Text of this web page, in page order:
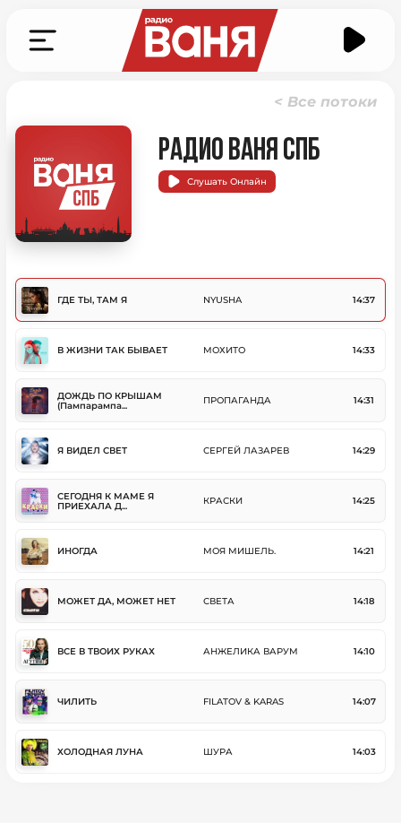
< Все потоки
Радио Ваня СПб
Слушать Онлайн
ГДЕ ТЫ, ТАМ Я NYUSHA 14:37
В ЖИЗНИ ТАК БЫВАЕТ МОХИТО 14:33
ДОЖДЬ ПО КРЫШАМ
(Пампарампа...
ПРОПАГАНДА 14:31
Я ВИДЕЛ СВЕТ СЕРГЕЙ ЛАЗАРЕВ 14:29
СЕГОДНЯ К МАМЕ Я
ПРИЕХАЛА Д...
КРАСКИ 14:25
ИНОГДА МОЯ МИШЕЛЬ. 14:21
МОЖЕТ ДА, МОЖЕТ НЕТ СВЕТА 14:18
ВСЕ В ТВОИХ РУКАХ АНЖЕЛИКА ВАРУМ 14:10
ЧИЛИТЬ FILATOV & KARAS 14:07
ХОЛОДНАЯ ЛУНА ШУРА 14:03